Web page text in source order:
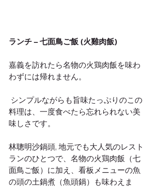
ランチ – 七面鳥ご飯 (火雞肉飯)
嘉義を訪れたら名物の火鶏肉飯を味わ
わずには帰れません。
料理は、一度食べたら忘れられない美
味しさです。
林聰明沙鍋頭, 地元でも大人気のレスト
ランのひとつで、名物の火鶏肉飯（七
面鳥ご飯）に加え、看板メニューの魚
の頭の土鍋煮（魚頭鍋）も味わえま